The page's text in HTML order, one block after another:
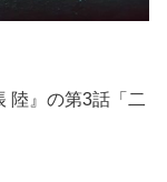
陸』の第3話「二